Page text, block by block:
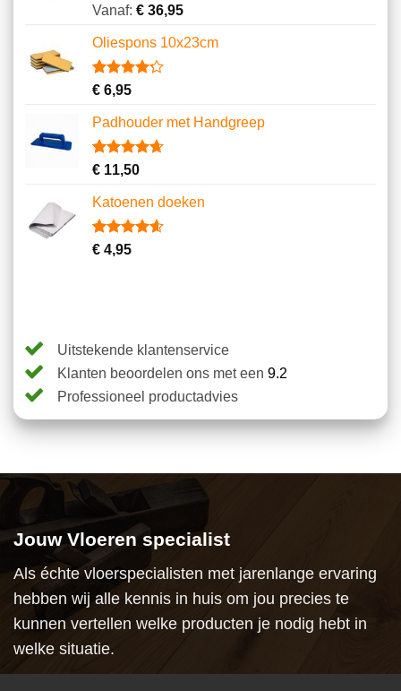
Gewaardeerd
gebaseerd
op
2
klantbeoordelingen
Vanaf: €36,95
Oliespons 10x23cm
Gewaardeerd
gebaseerd
op
9
klantbeoordelingen
€6,95
Padhouder met Handgreep
Gewaardeerd
gebaseerd
op
6
klantbeoordelingen
€11,50
Katoenen doeken
Gewaardeerd
13
€4,95
Uitstekende klantenservice
Klanten beoordelen ons met een 9.2
Professioneel productadvies
Jouw Vloeren specialist
Als échte vloerspecialisten met jarenlange ervaring
hebben wij alle kennis in huis om jou precies te
kunnen vertellen welke producten je nodig hebt in
welke situatie.